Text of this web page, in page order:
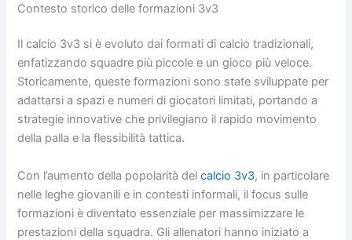
Contesto storico delle formazioni 3v3
Il calcio 3v3 si è evoluto dai formati di calcio tradizionali,
enfatizzando squadre più piccole e un gioco più veloce.
Storicamente, queste formazioni sono state sviluppate per
adattarsi a spazi e numeri di giocatori limitati, portando a
strategie innovative che privilegiano il rapido movimento
della palla e la flessibilità tattica.
Con l’aumento della popolarità delcalcio 3v3, in particolare
nelle leghe giovanili e in contesti informali, il focus sulle
formazioni è diventato essenziale per massimizzare le
prestazioni della squadra. Gli allenatori hanno iniziato a